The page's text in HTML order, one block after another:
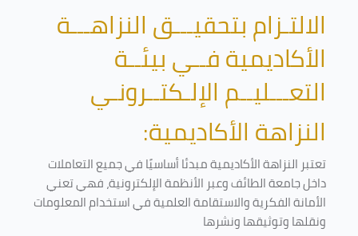
الالتـزام بتحقيـــق النزاهـــة
الأكاديمية فــي بيئــة
التعـــليــم الإلـكتــرونـي
النزاهة الأكاديمية:
تعتبر النزاهة الأكاديمية مبدئا أساسيًا في جميع التعاملات
داخل جامعة الطائف وعبر الأنظمة الإلكترونية، فهي تعني
الأمانة الفكرية والاستقامة العلمية في استخدام المعلومات
ونقلها وتوثيقها ونشرها